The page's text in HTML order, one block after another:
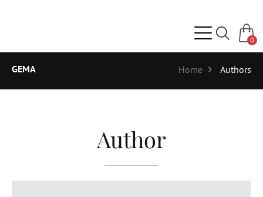
0
GEMA Home Authors
Author